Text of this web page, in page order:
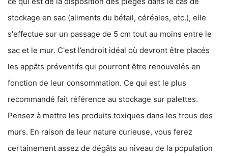
stockage en sac (aliments du bétail, céréales, etc.), elle
s'effectue sur un passage de 5 cm tout au moins entre le
sac et le mur. C'est l’endroit idéal où devront être placés
les appâts préventifs qui pourront être renouvelés en
fonction de leur consommation. Ce qui est le plus
recommandé fait référence au stockage sur palettes.
Pensez à mettre les produits toxiques dans les trous des
murs. En raison de leur nature curieuse, vous ferez
certainement assez de dégâts au niveau de la population